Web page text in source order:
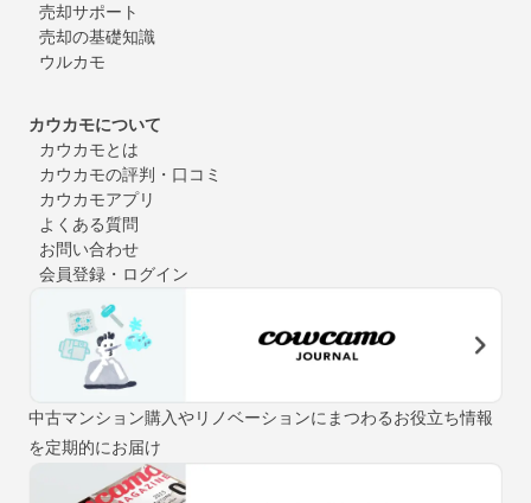
売却サポート
売却の基礎知識
ウルカモ
カウカモについて
カウカモとは
カウカモの評判・口コミ
カウカモアプリ
よくある質問
お問い合わせ
会員登録・ログイン
中古マンション購入やリノベーションにまつわるお役立ち情報
を定期的にお届け